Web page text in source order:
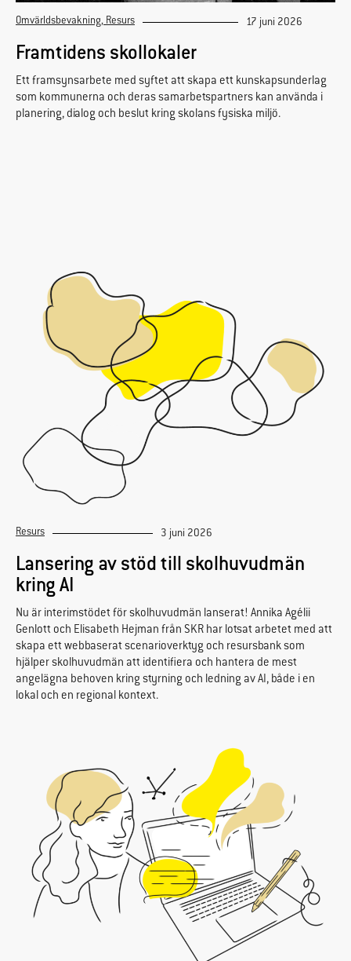
Omvärldsbevakning, Resurs 17 juni 2026
Framtidens skollokaler
Ett framsynsarbete med syftet att skapa ett kunskapsunderlag
som kommunerna och deras samarbetspartners kan använda i
planering, dialog och beslut kring skolans fysiska miljö.
Resurs 3 juni 2026
Lansering av stöd till skolhuvudmän
kring AI
Nu är interimstödet för skolhuvudmän lanserat! Annika Agélii
Genlott och Elisabeth Hejman från SKR har lotsat arbetet med att
skapa ett webbaserat scenarioverktyg och resursbank som
hjälper skolhuvudmän att identifiera och hantera de mest
angelägna behoven kring styrning och ledning av AI, både i en
lokal och en regional kontext.